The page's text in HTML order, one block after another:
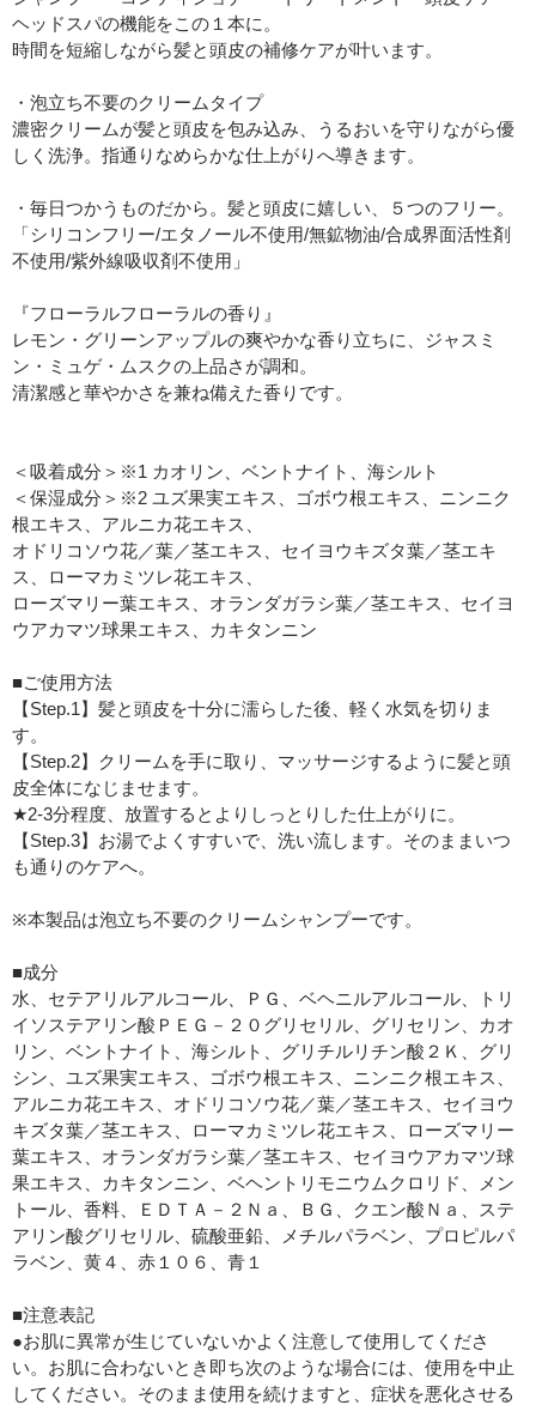
ヘッドスパの機能をこの１本に。
時間を短縮しながら髪と頭皮の補修ケアが叶います。
・泡立ち不要のクリームタイプ
濃密クリームが髪と頭皮を包み込み、うるおいを守りながら優
しく洗浄。指通りなめらかな仕上がりへ導きます。
・毎日つかうものだから。髪と頭皮に嬉しい、５つのフリー。
「シリコンフリー/エタノール不使用/無鉱物油/合成界面活性剤
不使用/紫外線吸収剤不使用」
『フローラルフローラルの香り』
レモン・グリーンアップルの爽やかな香り立ちに、ジャスミ
ン・ミュゲ・ムスクの上品さが調和。
清潔感と華やかさを兼ね備えた香りです。
＜吸着成分＞※1 カオリン、ベントナイト、海シルト
＜保湿成分＞※2 ユズ果実エキス、ゴボウ根エキス、ニンニク
根エキス、アルニカ花エキス、
オドリコソウ花／葉／茎エキス、セイヨウキズタ葉／茎エキ
ス、ローマカミツレ花エキス、
ローズマリー葉エキス、オランダガラシ葉／茎エキス、セイヨ
ウアカマツ球果エキス、カキタンニン
■ご使用方法
【Step.1】髪と頭皮を十分に濡らした後、軽く水気を切りま
す。
【Step.2】クリームを手に取り、マッサージするように髪と頭
皮全体になじませます。
★2-3分程度、放置するとよりしっとりした仕上がりに。
【Step.3】お湯でよくすすいで、洗い流します。そのままいつ
も通りのケアへ。
※本製品は泡立ち不要のクリームシャンプーです。
■成分
水、セテアリルアルコール、ＰＧ、ベヘニルアルコール、トリ
イソステアリン酸ＰＥＧ－２０グリセリル、グリセリン、カオ
リン、ベントナイト、海シルト、グリチルリチン酸２Ｋ、グリ
シン、ユズ果実エキス、ゴボウ根エキス、ニンニク根エキス、
アルニカ花エキス、オドリコソウ花／葉／茎エキス、セイヨウ
キズタ葉／茎エキス、ローマカミツレ花エキス、ローズマリー
葉エキス、オランダガラシ葉／茎エキス、セイヨウアカマツ球
果エキス、カキタンニン、ベヘントリモニウムクロリド、メン
トール、香料、ＥＤＴＡ－２Ｎａ、ＢＧ、クエン酸Ｎａ、ステ
アリン酸グリセリル、硫酸亜鉛、メチルパラベン、プロピルパ
ラベン、黄４、赤１０６、青１
■注意表記
●お肌に異常が生じていないかよく注意して使用してくださ
い。お肌に合わないとき即ち次のような場合には、使用を中止
してください。そのまま使用を続けますと、症状を悪化させる